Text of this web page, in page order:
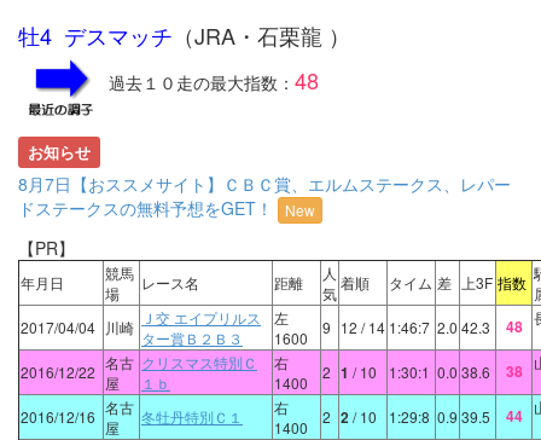
牡4 デスマッチ （JRA・石栗龍 ）
過去１０走の最大指数： 48
お知らせ
8月7日【おススメサイト】ＣＢＣ賞、エルムステークス、レパー
ドステークスの無料予想をGET！
New
【PR】
年月日
競馬
場
レース名 距離
人
気
着順 タイム 差 上3F 指数
2017/04/04 川崎
Ｊ交 エイプリルス
ター賞Ｂ２Ｂ３
左
1600
9 12 / 14 1:46:7 2.0 42.3 48
2016/12/22 名古
屋
クリスマス特別Ｃ
１ｂ
右
1400
2 1 / 10 1:30:1 0.0 38.6 38
2016/12/16 名古
屋
冬牡丹特別Ｃ１
右
1400
2 2/ 10 1:29:8 0.9 39.5 44